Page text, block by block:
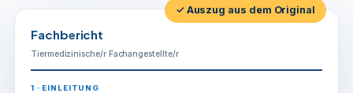
✓ Auszug aus dem Original
Fachbericht
Tiermedizinische/r Fachangestellte/r
1 · EINLEITUNG